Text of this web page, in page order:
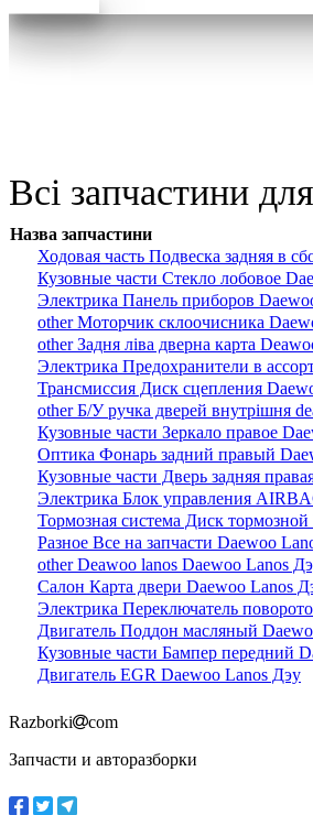
Всі запчастини
Назва запчастини
Ходовая часть Подвеска задняя в
Кузовные части Стекло лобовое
Электрика Панель приборов
other Моторчик склоочисника
other Задня ліва дверна карта
Электрика Предохранители в
Трансмиссия Диск сцепления
other Б/У ручка дверей внутрішня
Кузовные части Зеркало правое
Оптика Фонарь задний правый
Кузовные части Дверь задняя
Электрика Блок управления
Тормозная система Диск
Разное Все на запчасти Daewoo
other Deawoo lanos Daewoo Lanos
Салон Карта двери Daewoo Lanos
Электрика Переключатель
Двигатель Поддон масляный
Кузовные части Бампер передний
Двигатель EGR Daewoo Lanos Дэу
Razborki
com
Запчасти и авторазборки